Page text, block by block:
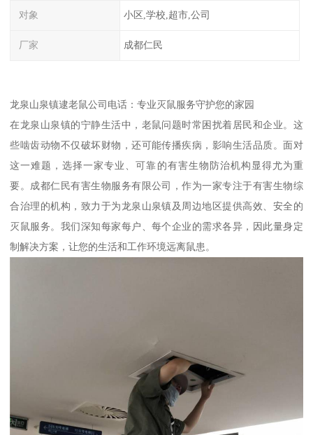
对象 小区,学校,超市,公司
厂家 成都仁民
龙泉山泉镇逮老鼠公司电话：专业灭鼠服务守护您的家园
在龙泉山泉镇的宁静生活中，老鼠问题时常困扰着居民和企业。这
些啮齿动物不仅破坏财物，还可能传播疾病，影响生活品质。面对
这一难题，选择一家专业、可靠的有害生物防治机构显得尤为重
要。成都仁民有害生物服务有限公司，作为一家专注于有害生物综
合治理的机构，致力于为龙泉山泉镇及周边地区提供高效、安全的
灭鼠服务。我们深知每家每户、每个企业的需求各异，因此量身定
制解决方案，让您的生活和工作环境远离鼠患。